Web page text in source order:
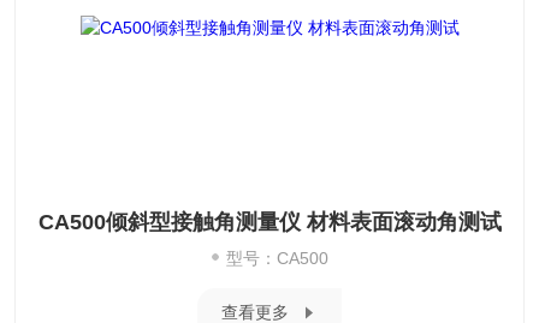
CA500倾斜型接触角测量仪 材料表面滚动角测试
型号：CA500
查看更多